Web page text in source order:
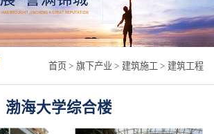
首页 旗下产业 建筑施工 建筑工程
渤海大学综合楼